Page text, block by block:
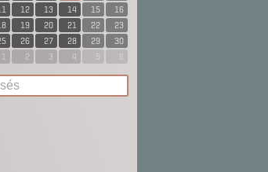
12 13 14 15
16
19 20 21 22
23
26 27 28 29
30
1 2 3 4 5 6